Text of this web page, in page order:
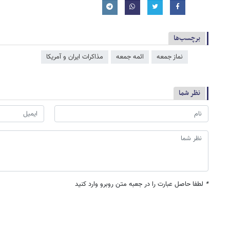
برچسب‌ها
نماز جمعه ائمه جمعه مذاکرات ایران و آمریکا
نظر شما
* لطفا حاصل عبارت را در جعبه متن روبرو وارد کنید